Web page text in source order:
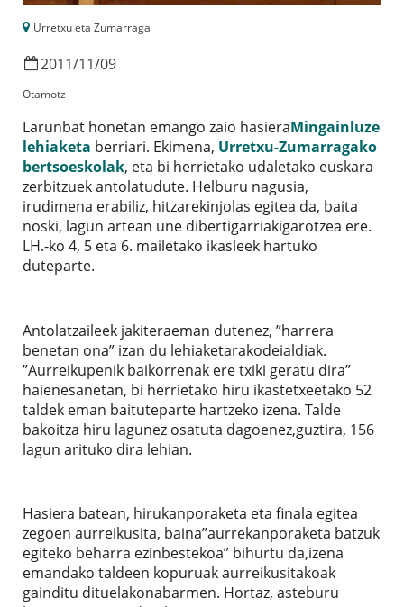
Urretxu eta Zumarraga
2011/11/09
Otamotz
Larunbat honetan emango zaio hasieraMingainluze
lehiaketa berriari. Ekimena, Urretxu-Zumarragako
bertsoeskolak, eta bi herrietako udaletako euskara
zerbitzuek antolatudute. Helburu nagusia,
irudimena erabiliz, hitzarekinjolas egitea da, baita
noski, lagun artean une dibertigarriakigarotzea ere.
LH.-ko 4, 5 eta 6. mailetako ikasleek hartuko
duteparte.
Antolatzaileek jakiteraeman dutenez, ”harrera
benetan ona” izan du lehiaketarakodeialdiak.
”Aurreikupenik baikorrenak ere txiki geratu dira”
haienesanetan, bi herrietako hiru ikastetxeetako 52
taldek eman baituteparte hartzeko izena. Talde
bakoitza hiru lagunez osatuta dagoenez,guztira, 156
lagun arituko dira lehian.
Hasiera batean, hirukanporaketa eta finala egitea
zegoen aurreikusita, baina”aurrekanporaketa batzuk
egiteko beharra ezinbestekoa” bihurtu da,izena
emandako taldeen kopuruak aurreikusitakoak
gainditu dituelakonabarmen. Hortaz, asteburu